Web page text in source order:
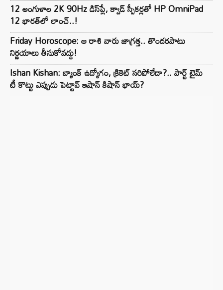
12 అంగుళాల 2K 90Hz డిస్‌ప్లే, క్వాడ్ స్పీకర్లతో HP OmniPad
12 భారత్‌లో లాంచ్..!
Friday Horoscope: ఆ రాశి వారు జాగ్రత్త.. తొందరపాటు
నిర్ణయాలు తీసుకోవద్దు!
Ishan Kishan: బ్యాంక్ ఉద్యోగం, క్రికెట్ సరిపోలేదా?.. పార్ట్ టైమ్
టీ కొట్టు ఎప్పుడు పెట్టావ్ ఇషాన్ కిషాన్ భాయ్‌?